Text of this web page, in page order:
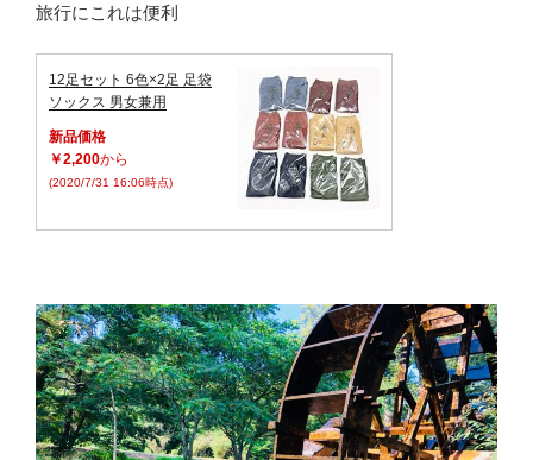
旅行にこれは便利
12足セット 6色×2足 足袋
ソックス 男女兼用
新品価格
￥2,200から
(2020/7/31 16:06時点)